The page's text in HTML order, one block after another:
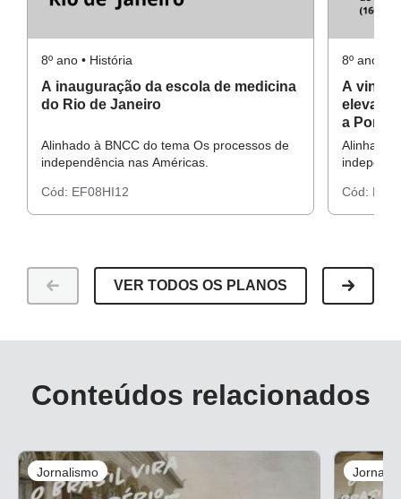
8º ano • História
A inauguração da escola de medicina
do Rio de Janeiro
Alinhado à BNCC do tema Os processos de
independência nas Américas.
Cód: EF08HI12
8º ano •
A vinda
a
Alinhado
Cód:
VER TODOS OS PLANOS
Conteúdos relacionados
Jornalismo